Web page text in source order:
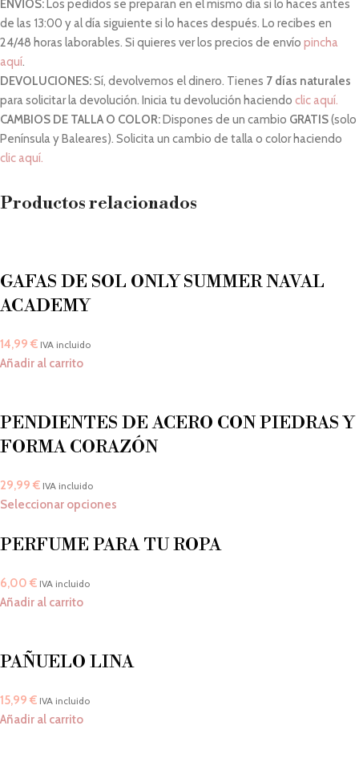
ENVÍOS: Los pedidos se preparan en el mismo día si lo haces antes
de las 13:00 y al día siguiente si lo haces después. Lo recibes en
24/48 horas laborables. Si quieres ver los precios de envío pincha
aquí.
DEVOLUCIONES:Sí, devolvemos el dinero. Tienes 7 días naturales
para solicitar la devolución. Inicia tu devolución haciendo clic aquí.
CAMBIOS DE TALLA O COLOR: Dispones de un cambio GRATIS(solo
Península y Baleares). Solicita un cambio de talla o color haciendo
clic aquí.
Productos relacionados
GAFAS DE SOL ONLY SUMMER NAVAL
ACADEMY
14,99 € IVA incluido
Añadir al carrito
PENDIENTES DE ACERO CON PIEDRAS Y
FORMA CORAZÓN
29,99 € IVA incluido
Seleccionar opciones
PERFUME PARA TU ROPA
6,00 € IVA incluido
Añadir al carrito
PAÑUELO LINA
15,99 € IVA incluido
Añadir al carrito